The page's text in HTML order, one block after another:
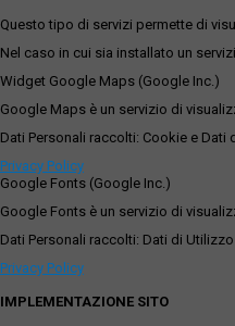
Questo tipo di servizi permette di
Nel caso in cui sia installato un
Widget Google Maps (Google Inc.)
Google Maps è un servizio di
Dati Personali raccolti: Cookie e Dati
Privacy Policy
Google Fonts (Google Inc.)
Google Fonts è un servizio di
Dati Personali raccolti: Dati di
Privacy Policy
IMPLEMENTAZIONE SITO